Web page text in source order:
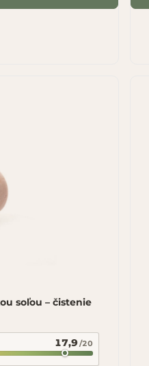
soľou – čistenie
17,9/20